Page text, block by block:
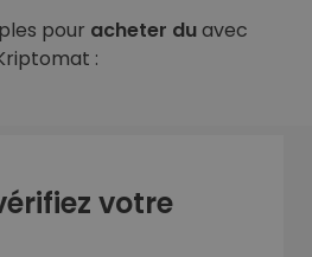
pour acheter duavec
:
votre